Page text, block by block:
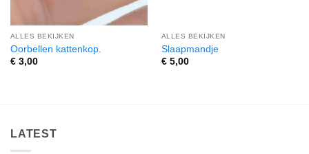
ALLES BEKIJKEN
Oorbellen kattenkop.
€3,00
ALLES BEKIJKEN
Slaapmandje
€5,00
LATEST